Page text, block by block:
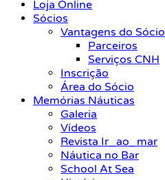
Loja Online
Sócios
Vantagens do Sócio
Parceiros
Serviços CNH
Inscrição
Área do Sócio
Memórias Náuticas
Galeria
Vídeos
Revista Ir_ao_mar
Náutica no Bar
School At Sea